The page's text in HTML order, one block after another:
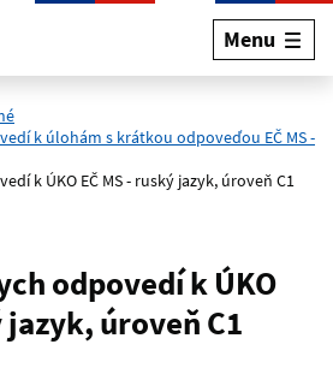
Menu
k úlohám s krátkou odpoveďou EČ MS -
k ÚKO EČ MS - ruský jazyk, úroveň C1
odpovedí k ÚKO
jazyk, úroveň C1